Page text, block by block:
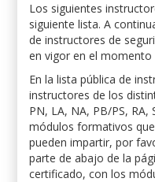
Los siguientes
siguiente lista. A
de instructores de
en vigor en el momento
En la lista pública de
instructores de los
PN, LA, NA, PB/PS, RA,
módulos formativos
pueden impartir, por
parte de abajo de la
certificado, con los